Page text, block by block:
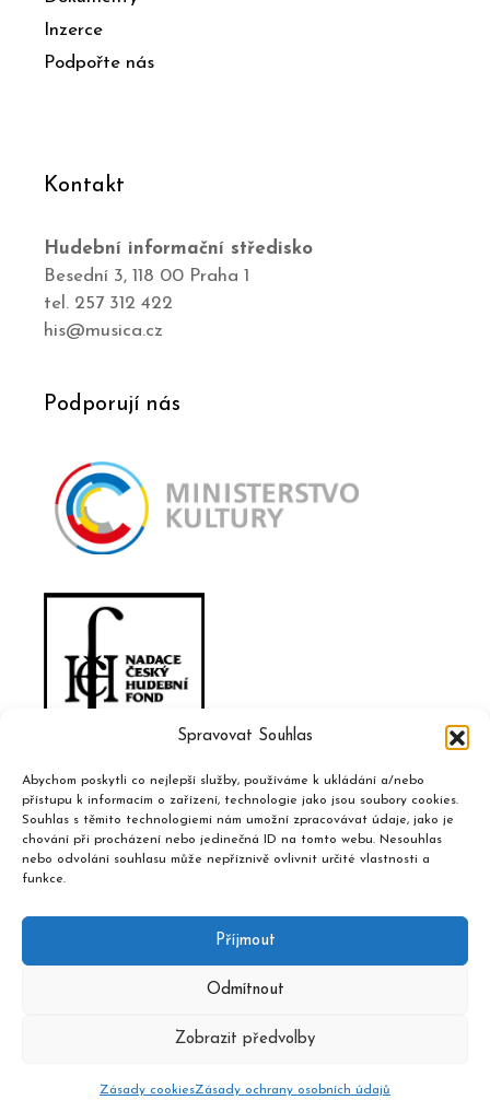
Spravovat Souhlas
Abychom poskytli co nejlepší služby, používáme k ukládání a/nebo
přístupu k informacím o zařízení, technologie jako jsou soubory cookies.
Souhlas s těmito technologiemi nám umožní zpracovávat údaje, jako je
chování při procházení nebo jedinečná ID na tomto webu. Nesouhlas
nebo odvolání souhlasu může nepříznivě ovlivnit určité vlastnosti a
funkce.
Příjmout
Odmítnout
Zobrazit předvolby
Zásady cookiesZásady ochrany osobních údajů
Inzerce
Podpořte nás
Kontakt
Hudební informační středisko
Besední 3, 118 00 Praha 1
tel. 257 312 422
his@musica.cz
Podporují nás
Dokument